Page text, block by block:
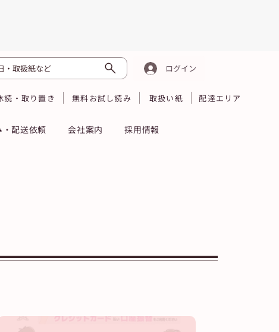
・取扱紙など ログイン
読・取り置き 無料お試し読み 取扱い紙 配達エリア
・配送依頼 会社案内
採用情報